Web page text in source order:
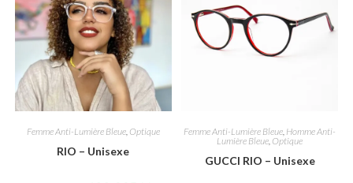
Femme Anti-Lumière Bleue, Optique
RIO – Unisexe
Femme Anti-Lumière Bleue, Homme Anti-
Lumière Bleue, Optique
GUCCI RIO – Unisexe